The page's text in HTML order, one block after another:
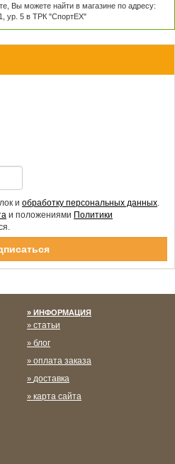
Вы можете найти в магазине по адресу:
ур. 5 в ТРК "СпортЕХ"
и обработку персональных данных
и положениями Политики
ИНФОРМАЦИЯ
статьи
блог
оплата заказа
доставка
карта сайта